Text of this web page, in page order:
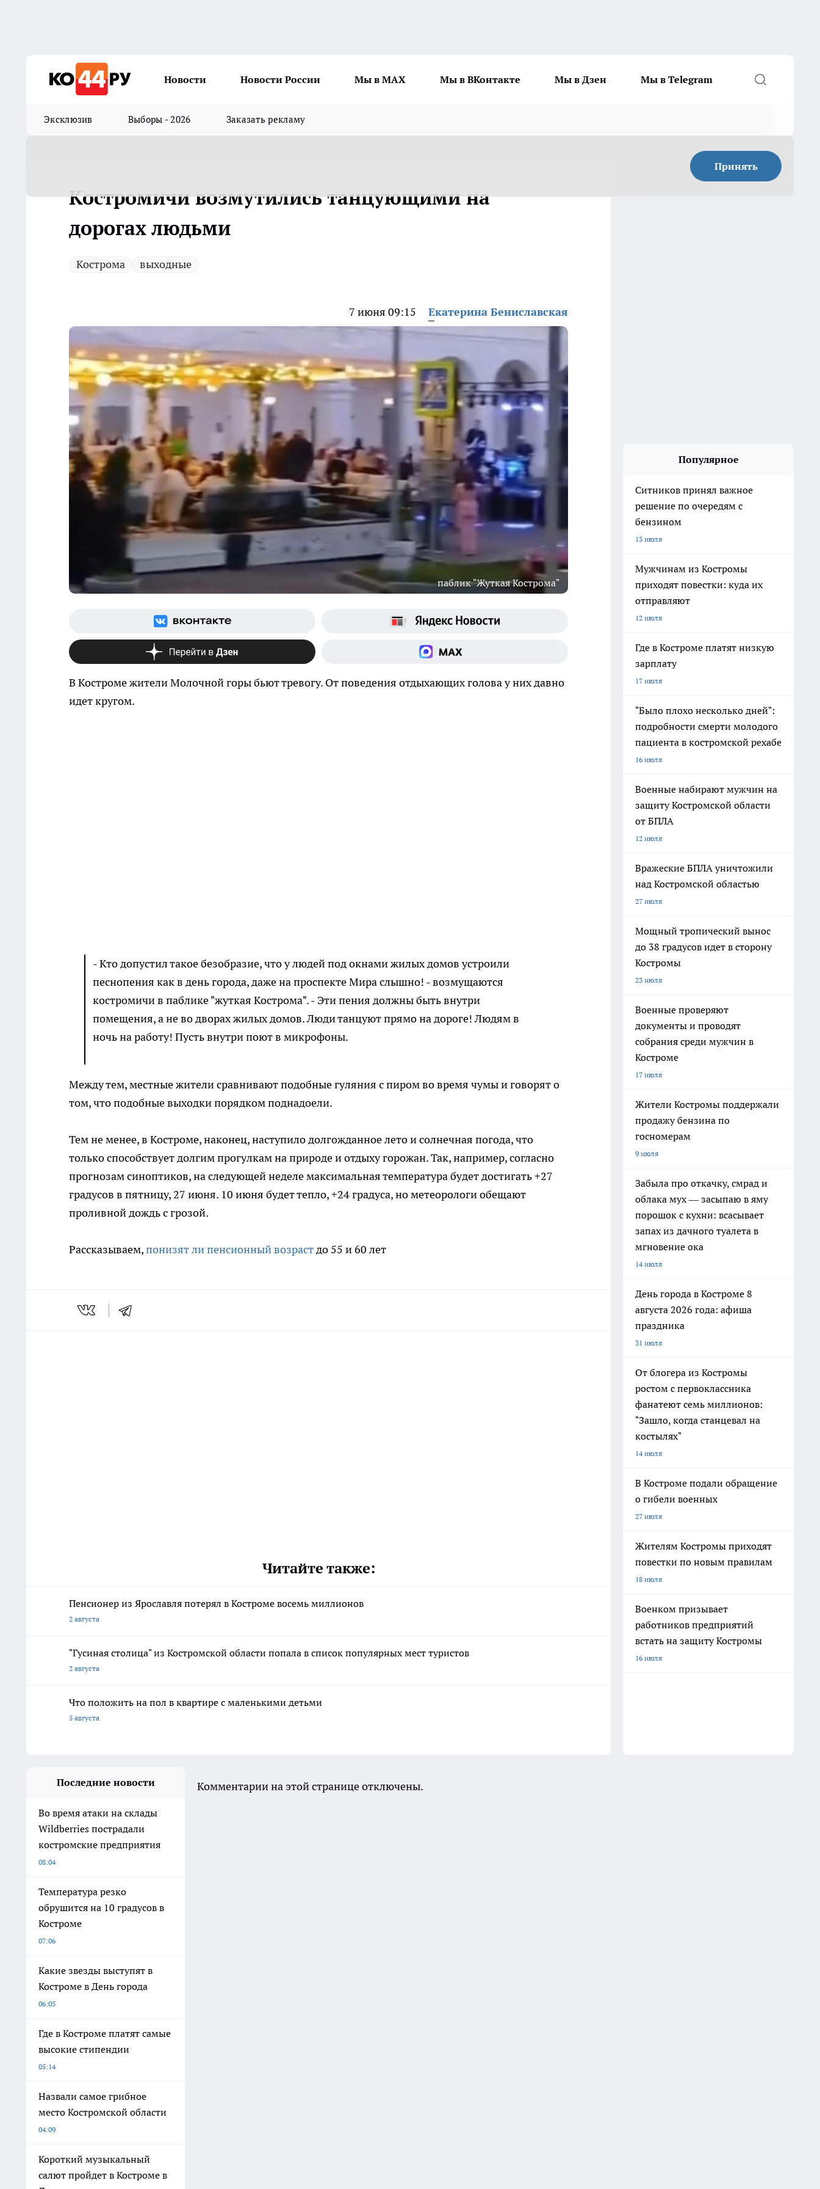
Новости Новости России Мы в MAX Мы в ВКонтакте Мы в Дзен Мы в Telegram
Эксклюзив Выборы - 2026 Заказать рекламу
Принять
Костромичи возмутились танцующими на
дорогах людьми
Кострома выходные
7 июня 09:15 Екатерина Бениславская
паблик "Жуткая Кострома"
В Костроме жители Молочной горы бьют тревогу. От поведения отдыхающих голова у них давно
идет кругом.
- Кто допустил такое безобразие, что у людей под окнами жилых домов устроили
песнопения как в день города, даже на проспекте Мира слышно! - возмущаются
костромичи в паблике "жуткая Кострома". - Эти пения должны быть внутри
помещения, а не во дворах жилых домов. Люди танцуют прямо на дороге! Людям в
ночь на работу! Пусть внутри поют в микрофоны.
Между тем, местные жители сравнивают подобные гуляния с пиром во время чумы и говорят о
том, что подобные выходки порядком поднадоели.
Тем не менее, в Костроме, наконец, наступило долгожданное лето и солнечная погода, что
только способствует долгим прогулкам на природе и отдыху горожан. Так, например, согласно
прогнозам синоптиков, на следующей неделе максимальная температура будет достигать +27
градусов в пятницу, 27 июня. 10 июня будет тепло, +24 градуса, но метеорологи обещают
проливной дождь с грозой.
Рассказываем,понизят ли пенсионный возрастдо 55 и 60 лет
Читайте также:
Пенсионер из Ярославля потерял в Костроме восемь миллионов
2 августа
"Гусиная столица" из Костромской области попала в список популярных мест туристов
2 августа
Что положить на пол в квартире с маленькими детьми
5 августа
Популярное
Ситников принял важное
решение по очередям с
бензином
13 июля
Мужчинам из Костромы
приходят повестки: куда их
отправляют
12 июля
Где в Костроме платят низкую
зарплату
17 июля
"Было плохо несколько дней":
подробности смерти молодого
пациента в костромской рехабе
16 июля
Военные набирают мужчин на
защиту Костромской области
от БПЛА
12 июля
Вражеские БПЛА уничтожили
над Костромской областью
27 июля
Мощный тропический вынос
до 38 градусов идет в сторону
Костромы
23 июля
Военные проверяют
документы и проводят
собрания среди мужчин в
Костроме
17 июля
Жители Костромы поддержали
продажу бензина по
госномерам
9 июля
Забыла про откачку, смрад и
облака мух — засыпаю в яму
порошок с кухни: всасывает
запах из дачного туалета в
мгновение ока
14 июля
День города в Костроме 8
августа 2026 года: афиша
праздника
31 июля
От блогера из Костромы
ростом с первоклассника
фанатеют семь миллионов:
"Зашло, когда станцевал на
костылях"
14 июля
В Костроме подали обращение
о гибели военных
27 июля
Жителям Костромы приходят
повестки по новым правилам
18 июля
Военком призывает
работников предприятий
встать на защиту Костромы
16 июля
Последние новости
Во время атаки на склады
Wildberries пострадали
костромские предприятия
08:04
Температура резко
обрушится на 10 градусов в
Костроме
07:06
Какие звезды выступят в
Костроме в День города
06:05
Где в Костроме платят самые
высокие стипендии
05:14
Назвали самое грибное
место Костромской области
04:09
Короткий музыкальный
салют пройдет в Костроме в
Комментарии на этой странице отключены.